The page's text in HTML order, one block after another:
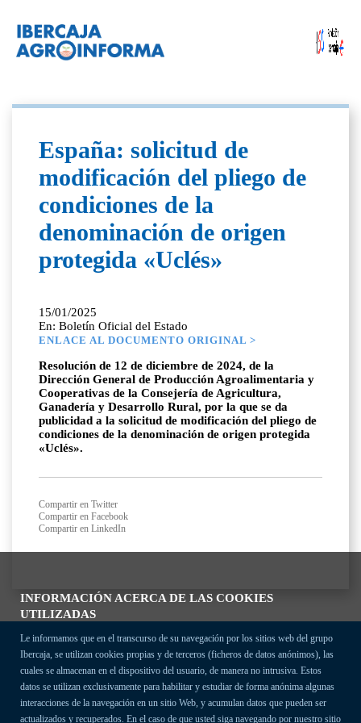
INFORMACIÓN ACERCA DE LAS COOKIES
UTILIZADAS
Le informamos que en el transcurso de su navegación por los sitios web del grupo
Ibercaja, se utilizan cookies propias y de terceros (ficheros de datos anónimos), las
cuales se almacenan en el dispositivo del usuario, de manera no intrusiva. Estos
datos se utilizan exclusivamente para habilitar y estudiar de forma anónima algunas
interacciones de la navegación en un sitio Web, y acumulan datos que pueden ser
actualizados y recuperados. En el caso de que usted siga navegando por nuestro sitio
España: solicitud de
modificación del pliego de
condiciones de la
denominación de origen
protegida «Uclés»
15/01/2025
En: Boletín Oficial del Estado
ENLACE AL DOCUMENTO ORIGINAL >
Resolución de 12 de diciembre de 2024, de la
Dirección General de Producción Agroalimentaria y
Cooperativas de la Consejería de Agricultura,
Ganadería y Desarrollo Rural, por la que se da
publicidad a la solicitud de modificación del pliego de
condiciones de la denominación de origen protegida
«Uclés».
Compartir en Twitter
Compartir en Facebook
Compartir en LinkedIn